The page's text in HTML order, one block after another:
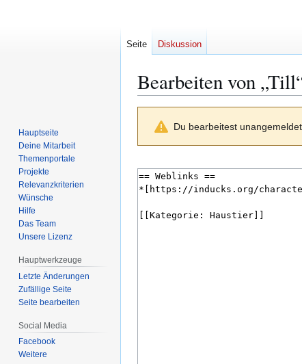
Bearbeiten von „Till
Navigation
springen
Suche
springen
Du bearbeitest
Seite Diskussion
Hauptseite
Deine Mitarbeit
Themenportale
Projekte
Relevanzkriterien
Wünsche
Hilfe
Das Team
Unsere Lizenz
Hauptwerkzeuge
Letzte Änderungen
Zufällige Seite
Seite bearbeiten
Social Media
Facebook
Weitere